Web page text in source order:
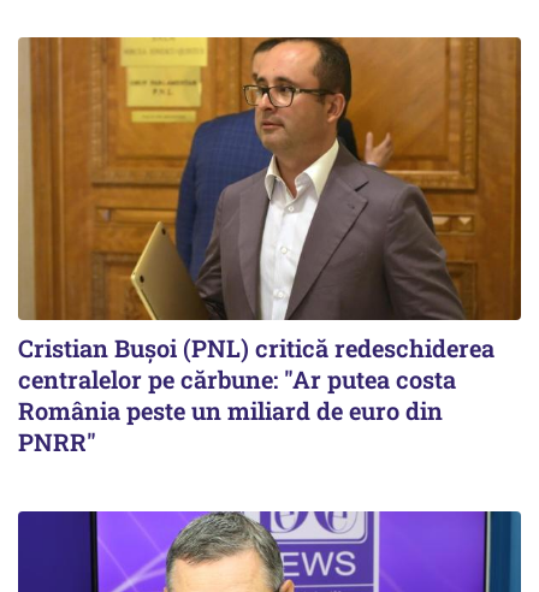
Cristian Bușoi (PNL) critică redeschiderea
centralelor pe cărbune: "Ar putea costa
România peste un miliard de euro din
PNRR"